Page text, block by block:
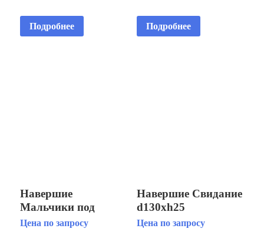
Подробнее Подробнее
Навершие
Мальчики под
зонтом d60xh70
Цена по запросу
Навершие Свидание
d130xh25
Цена по запросу